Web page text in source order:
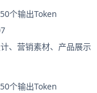
个输出Token
、营销素材、产品展示
个输出Token